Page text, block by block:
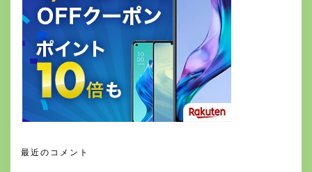
最近のコメント